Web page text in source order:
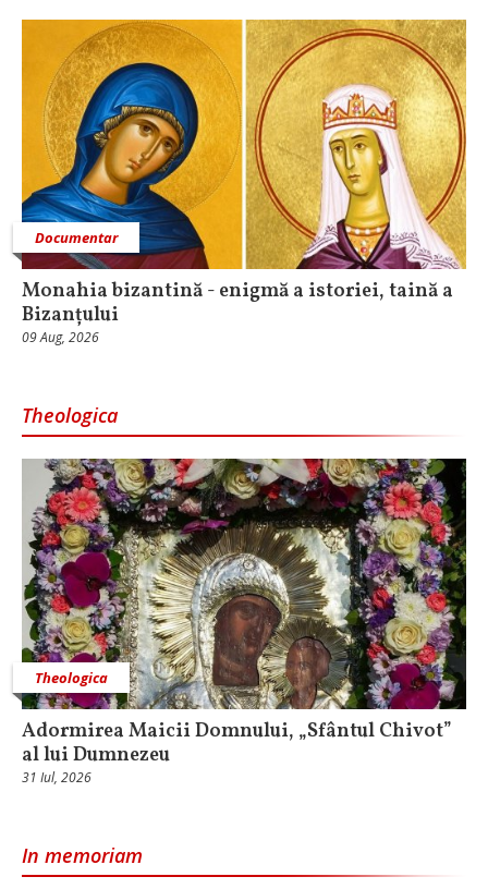
Documentar
Monahia bizantină - enigmă a istoriei, taină a
Bizanțului
09 Aug, 2026
Theologica
Theologica
Adormirea Maicii Domnului, „Sfântul Chivot”
al lui Dumnezeu
31 Iul, 2026
In memoriam